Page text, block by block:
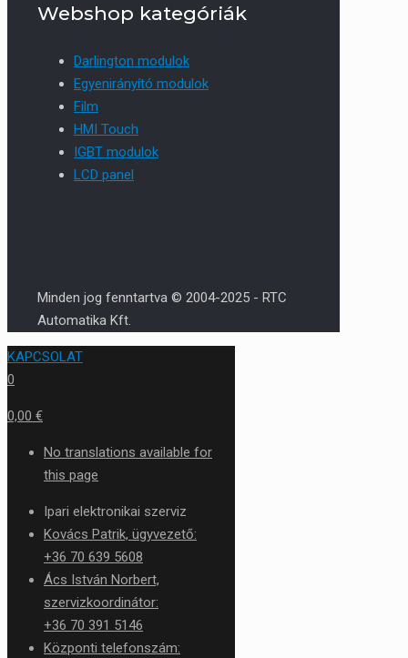
Webshop kategóriák
Darlington modulok
Egyenirányító modulok
Film
HMI Touch
IGBT modulok
LCD panel
Minden jog fenntartva © 2004-2025 - RTC
Automatika Kft.
KAPCSOLAT
0
0,00 €
No translations available for
this page
Ipari elektronikai szerviz
Kovács Patrik, ügyvezető:
+36 70 639 5608
Ács István Norbert,
szervizkoordinátor:
+36 70 391 5146
Központi telefonszám: